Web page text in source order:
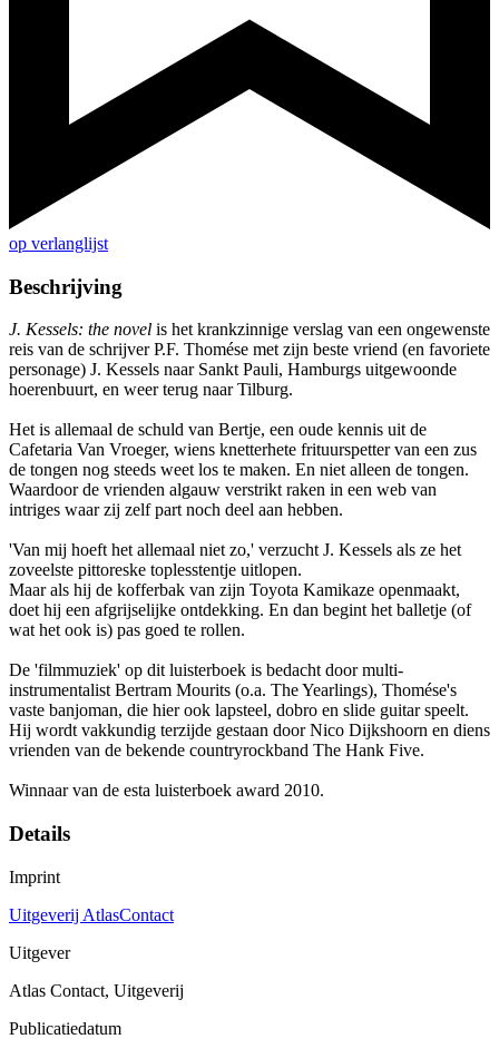
op verlanglijst
Beschrijving
J. Kessels: the novel is het krankzinnige verslag van een ongewenste
reis van de schrijver P.F. Thomése met zijn beste vriend (en favoriete
personage) J. Kessels naar Sankt Pauli, Hamburgs uitgewoonde
hoerenbuurt, en weer terug naar Tilburg.
Het is allemaal de schuld van Bertje, een oude kennis uit de
Cafetaria Van Vroeger, wiens knetterhete frituurspetter van een zus
de tongen nog steeds weet los te maken. En niet alleen de tongen.
Waardoor de vrienden algauw verstrikt raken in een web van
intriges waar zij zelf part noch deel aan hebben.
'Van mij hoeft het allemaal niet zo,' verzucht J. Kessels als ze het
zoveelste pittoreske toplesstentje uitlopen.
Maar als hij de kofferbak van zijn Toyota Kamikaze openmaakt,
doet hij een afgrijselijke ontdekking. En dan begint het balletje (of
wat het ook is) pas goed te rollen.
De 'filmmuziek' op dit luisterboek is bedacht door multi-
instrumentalist Bertram Mourits (o.a. The Yearlings), Thomése's
vaste banjoman, die hier ook lapsteel, dobro en slide guitar speelt.
Hij wordt vakkundig terzijde gestaan door Nico Dijkshoorn en diens
vrienden van de bekende countryrockband The Hank Five.
Winnaar van de esta luisterboek award 2010.
Details
Imprint
Uitgeverij AtlasContact
Uitgever
Atlas Contact, Uitgeverij
Publicatiedatum